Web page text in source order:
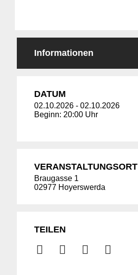
Informationen
DATUM
02.10.2026 - 02.10.2026
Beginn: 20:00 Uhr
VERANSTALTUNGSORT
Braugasse 1
02977 Hoyerswerda
TEILEN